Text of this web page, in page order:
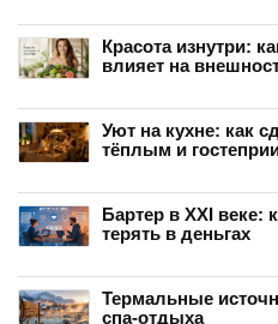
Красота изнутри:
влияет на
Уют на кухне: как
тёплым и
Бартер в XXI веке:
терять в деньгах
Термальные
спа-отдыха